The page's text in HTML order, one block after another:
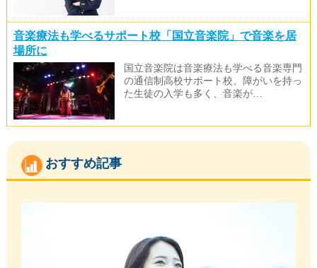
音楽療法も学べるサポート校「国立音楽院」で音楽を居
場所に
国立音楽院は音楽療法も学べる音楽専門
の通信制高校サポート校。障がいを持っ
た生徒の入学も多く、音楽が…
おすすめ記事